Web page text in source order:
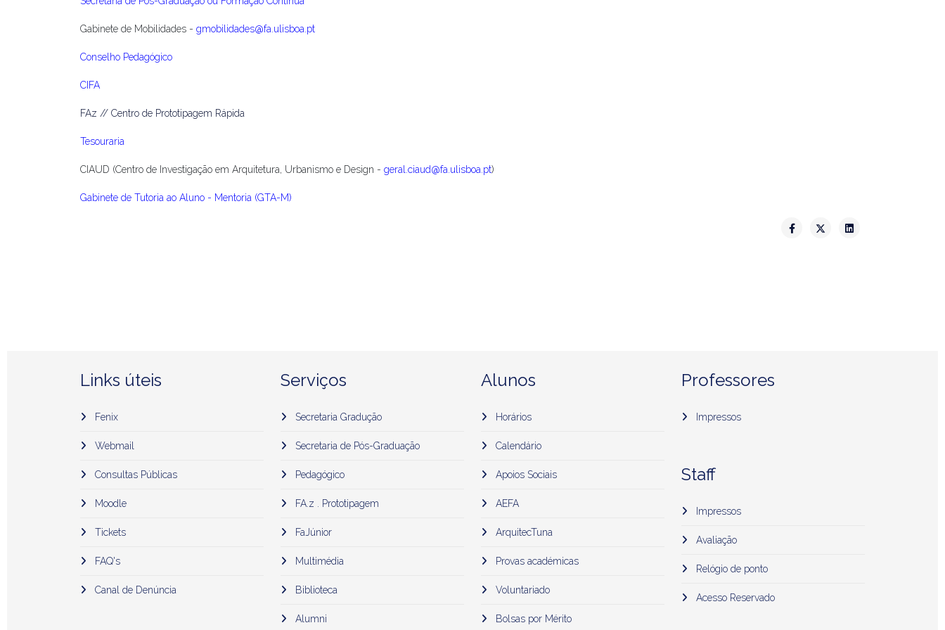
Gabinete de Mobilidades - gmobilidades@fa.ulisboa.pt
Conselho Pedagógico
CIFA
FAz // Centro de Prototipagem Rápida
Tesouraria
CIAUD (Centro de Investigação em Arquitetura, Urbanismo e Design - geral.ciaud@fa.ulisboa.pt)
Gabinete de Tutoria ao Aluno - Mentoria (GTA-M)
Links úteis
Fenix
Webmail
Consultas Públicas
Moodle
Tickets
FAQ's
Canal de Denúncia
Serviços
Secretaria Gradução
Secretaria de Pós-Graduação
Pedagógico
FA.z . Prototipagem
FaJúnior
Multimédia
Biblioteca
Alumni
Alunos
Horários
Calendário
Apoios Sociais
AEFA
ArquitecTuna
Provas académicas
Voluntariado
Bolsas por Mérito
Professores
Impressos
Staff
Impressos
Avaliação
Relógio de ponto
Acesso Reservado